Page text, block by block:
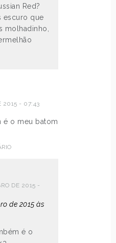
Red?
escuro que
molhadinho,
2015 - 07:43
é o meu batom
DE 2015 -
de 2015 às
é o